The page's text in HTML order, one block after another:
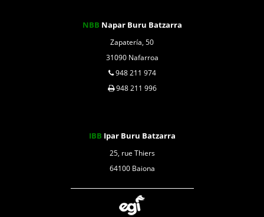
NBB Napar Buru Batzarra
Zapatería, 50
31090 Nafarroa
948 211 974
948 211 996
IBB Ipar Buru Batzarra
25, rue Thiers
64100 Baiona